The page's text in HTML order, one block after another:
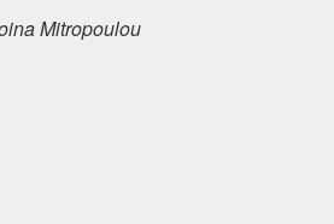
Mitropoulou